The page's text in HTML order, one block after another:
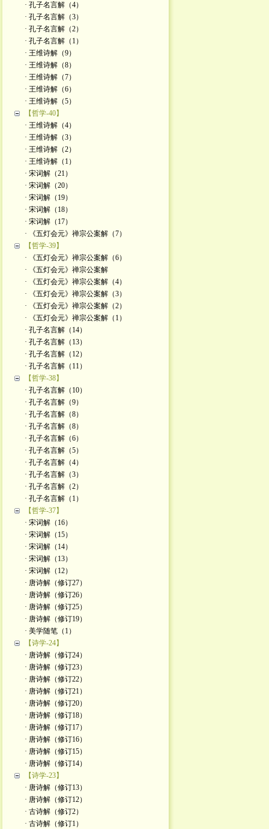
· 孔子名言解（4）
· 孔子名言解（3）
· 孔子名言解（2）
· 孔子名言解（1）
· 王维诗解（9）
· 王维诗解（8）
· 王维诗解（7）
· 王维诗解（6）
· 王维诗解（5）
【哲学-40】
· 王维诗解（4）
· 王维诗解（3）
· 王维诗解（2）
· 王维诗解（1）
· 宋词解（21）
· 宋词解（20）
· 宋词解（19）
· 宋词解（18）
· 宋词解（17）
· 《五灯会元》禅宗公案解（7）
【哲学-39】
· 《五灯会元》禅宗公案解（6）
· 《五灯会元》禅宗公案解
· 《五灯会元》禅宗公案解（4）
· 《五灯会元》禅宗公案解（3）
· 《五灯会元》禅宗公案解（2）
· 《五灯会元》禅宗公案解（1）
· 孔子名言解（14）
· 孔子名言解（13）
· 孔子名言解（12）
· 孔子名言解（11）
【哲学-38】
· 孔子名言解（10）
· 孔子名言解（9）
· 孔子名言解（8）
· 孔子名言解（8）
· 孔子名言解（6）
· 孔子名言解（5）
· 孔子名言解（4）
· 孔子名言解（3）
· 孔子名言解（2）
· 孔子名言解（1）
【哲学-37】
· 宋词解（16）
· 宋词解（15）
· 宋词解（14）
· 宋词解（13）
· 宋词解（12）
· 唐诗解（修订27）
· 唐诗解（修订26）
· 唐诗解（修订25）
· 唐诗解（修订19）
· 美学随笔（1）
【诗学-24】
· 唐诗解（修订24）
· 唐诗解（修订23）
· 唐诗解（修订22）
· 唐诗解（修订21）
· 唐诗解（修订20）
· 唐诗解（修订18）
· 唐诗解（修订17）
· 唐诗解（修订16）
· 唐诗解（修订15）
· 唐诗解（修订14）
【诗学-23】
· 唐诗解（修订13）
· 唐诗解（修订12）
· 古诗解（修订2）
· 古诗解（修订1）